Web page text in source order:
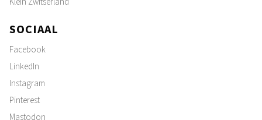
SOCIAAL
Facebook
LinkedIn
Instagram
Pinterest
Mastodon